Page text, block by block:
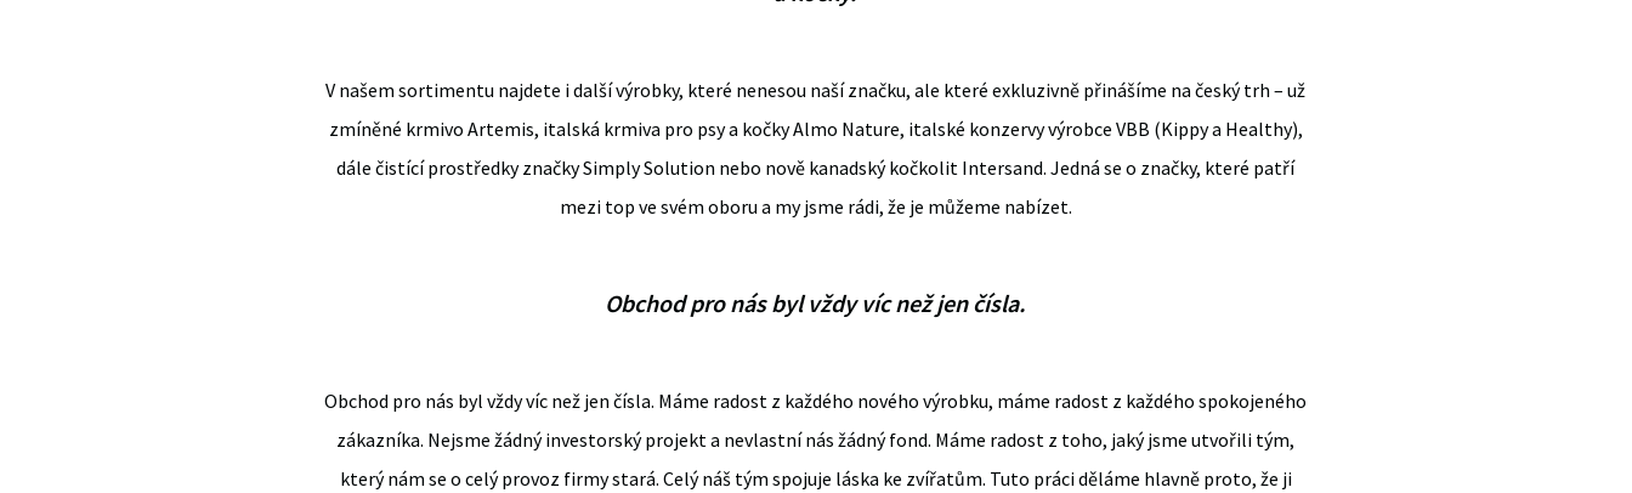
V našem sortimentu najdete i další výrobky, které nenesou naší značku, ale které exkluzivně přinášíme na český trh – už
zmíněné krmivo Artemis, italská krmiva pro psy a kočky Almo Nature, italské konzervy výrobce VBB (Kippy a Healthy),
dále čistící prostředky značky Simply Solution nebo nově kanadský kočkolit Intersand. Jedná se o značky, které patří
mezi top ve svém oboru a my jsme rádi, že je můžeme nabízet.
Obchod pro nás byl vždy víc než jen čísla.
Obchod pro nás byl vždy víc než jen čísla. Máme radost z každého nového výrobku, máme radost z každého spokojeného
zákazníka. Nejsme žádný investorský projekt a nevlastní nás žádný fond. Máme radost z toho, jaký jsme utvořili tým,
který nám se o celý provoz firmy stará. Celý náš tým spojuje láska ke zvířatům. Tuto práci děláme hlavně proto, že ji